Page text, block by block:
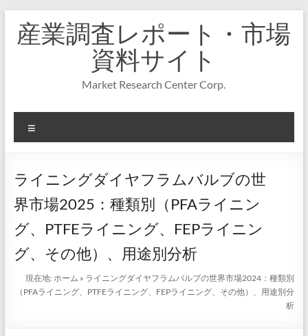
キ
プ
産業調査レポート・市場
資料サイト
Market Research Center Corp.
ニ
ー
ライニングダイヤフラムバルブの世
界市場2025：種類別（PFAライニン
グ、PTFEライニング、FEPライニン
グ、その他）、用途別分析
現在地:ホーム » ライニングダイヤフラムバルブの世界市場2024：種類別
（PFAライニング、PTFEライニング、FEPライニング、その他）、用途別分
析